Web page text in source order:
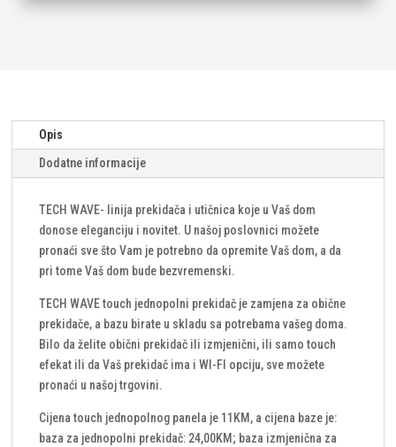
količina
Opis
Dodatne informacije
TECH WAVE- linija prekidača i utičnica koje u Vaš dom
donose eleganciju i novitet. U našoj poslovnici možete
pronaći sve što Vam je potrebno da opremite Vaš dom, a da
pri tome Vaš dom bude bezvremenski.
TECH WAVE touch jednopolni prekidač je zamjena za obične
prekidače, a bazu birate u skladu sa potrebama vašeg doma.
Bilo da želite obični prekidač ili izmjenični, ili samo touch
efekat ili da Vaš prekidač ima i WI-FI opciju, sve možete
pronaći u našoj trgovini.
Cijena touch jednopolnog panela je 11KM, a cijena baze je:
baza za jednopolni prekidač: 24,00KM; baza izmjenična za